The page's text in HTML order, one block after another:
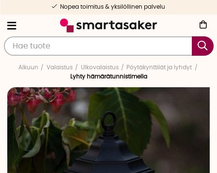
Nopea toimitus & yksilöllinen palvelu
Alkuun Valaistus Ulkovalaistus
Pöytäkynttilät ja lyhdyt
Lyhty hämärätunnistimella